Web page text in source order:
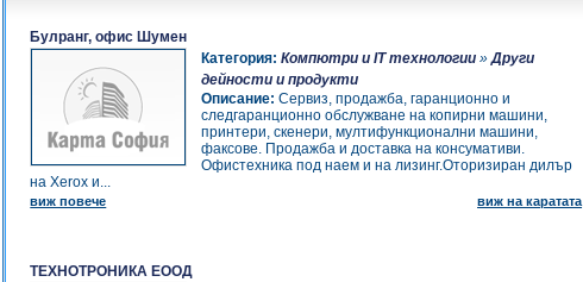
Булранг, офис Шумен
Категория: Компютри и IT технологии »Други
дейности и продукти
Описание: Сервиз, продажба, гаранционно и
следгаранционно обслужване на копирни машини,
принтери, скенери, мултифункционални машини,
факсовe. Продажба и доставка на консумативи.
Офистехника под наем и на лизинг.Оторизиран дилър
на Xerox и...
виж повече виж на каратата
ТЕХНОТРОНИКА ЕООД